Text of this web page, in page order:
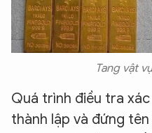
Tang vật
Quá trình điều tra
thành lập và đứng